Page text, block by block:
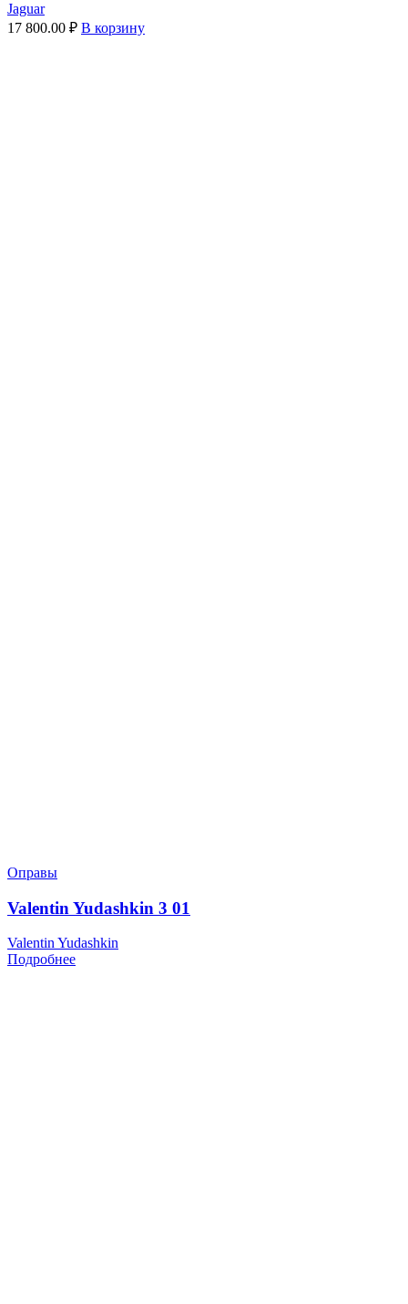
Jaguar
17 800.00 ₽ В корзину
Оправы
Valentin Yudashkin 3 01
Valentin Yudashkin
Подробнее